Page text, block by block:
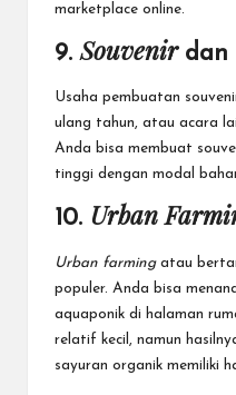
marketplace online.
9.Souvenir dan
Usaha pembuatan
ulang tahun, atau acara
Anda bisa membuat
tinggi dengan modal
10. Urban
Urban farmingatau
populer. Anda bisa
aquaponik di halaman
relatif kecil, namun
sayuran organik memiliki